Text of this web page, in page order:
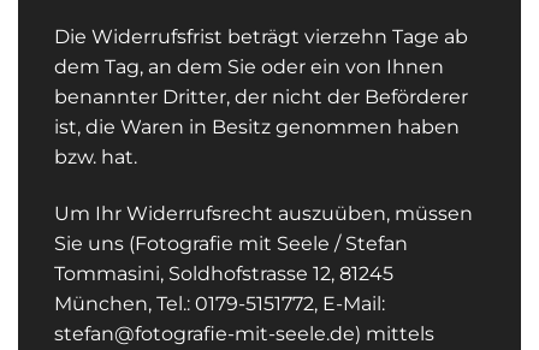
Die Widerrufsfrist beträgt vierzehn Tage ab
dem Tag, an dem Sie oder ein von Ihnen
benannter Dritter, der nicht der Beförderer
ist, die Waren in Besitz genommen haben
bzw. hat.
Um Ihr Widerrufsrecht auszuüben, müssen
Sie uns (Fotografie mit Seele / Stefan
Tommasini, Soldhofstrasse 12, 81245
München, Tel.: 0179-5151772, E-Mail:
stefan@fotografie-mit-seele.de) mittels